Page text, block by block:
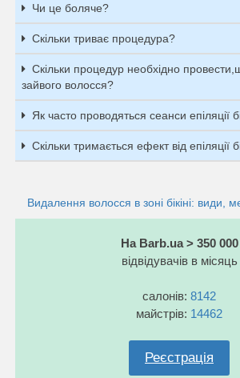
Чи це боляче?
Скільки триває процедура?
Скільки процедур необхідно
зайвого волосся?
Як часто проводяться сеанси епіляції
Скільки тримається ефект від епіляції
Видалення волосся в зоні бікіні: види,
На Barb.ua > 350 000
відвідувачів в місяць
салонів: 8142
майстрів: 14462
Реєстрація